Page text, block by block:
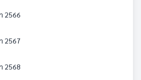
2566
2567
2568